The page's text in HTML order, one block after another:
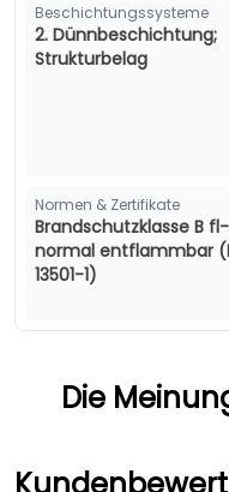
Beschichtungssysteme
2. Dünnbeschichtung;
Strukturbelag
Normen & Zertifikate
Brandschutzklasse B
normal entflammbar
13501-1)
Die